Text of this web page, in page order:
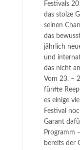
Festivals
das stolze
seinen
das
jährlich
und
das nicht
Vom 23. –
fünfte
es einige
Festival
Garant
Programm
bereits der